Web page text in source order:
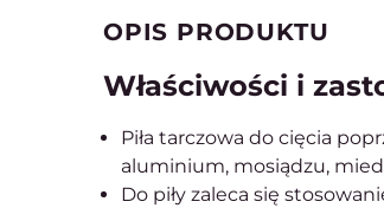
OPIS PRODUKTU
Właściwości i
Piła tarczowa do cięcia
aluminium, mosiądzu,
Do piły zaleca się